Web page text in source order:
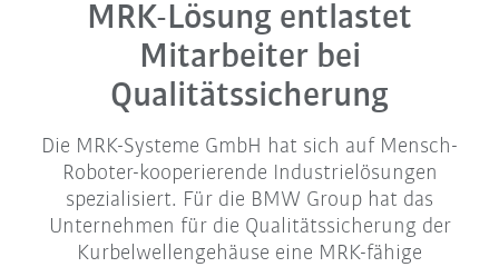
MRK-Lösung entlastet
Mitarbeiter bei
Qualitätssicherung
Die MRK-Systeme GmbH hat sich auf Mensch-
Roboter-kooperierende Industrielösungen
spezialisiert. Für die BMW Group hat das
Unternehmen für die Qualitätssicherung der
Kurbelwellengehäuse eine MRK-fähige